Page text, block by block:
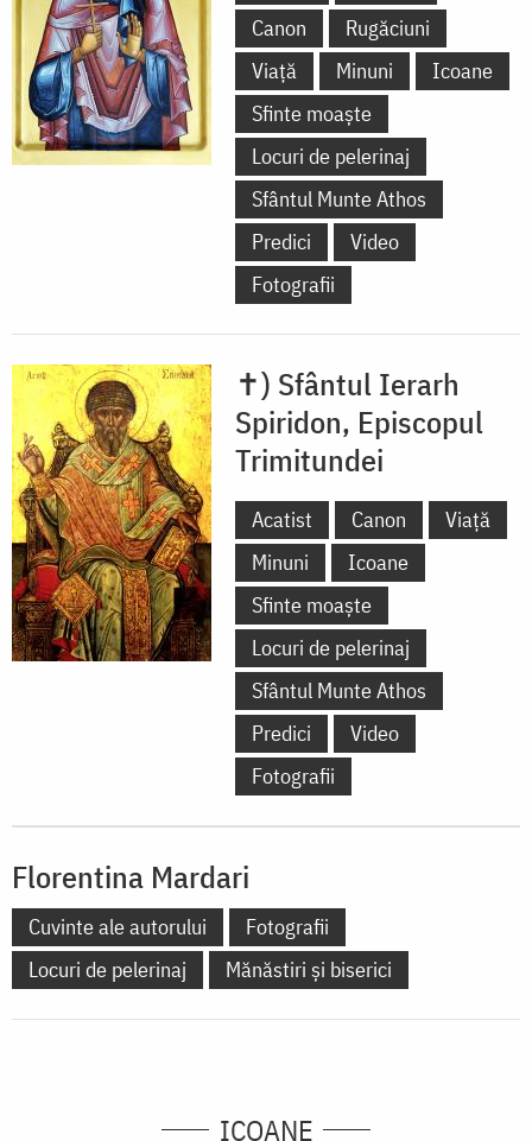
Canon
Rugăciuni
Viață
Minuni
Icoane
Sfinte moaște
Locuri de pelerinaj
Sfântul Munte Athos
Predici
Video
Fotografii
✝) Sfântul Ierarh
Spiridon, Episcopul
Trimitundei
Acatist Canon
Viață
Minuni
Icoane
Sfinte moaște
Locuri de pelerinaj
Sfântul Munte Athos
Predici
Video
Fotografii
Florentina Mardari
Cuvinte ale autorului
Fotografii
Locuri de pelerinaj
Mănăstiri și biserici
ICOANE